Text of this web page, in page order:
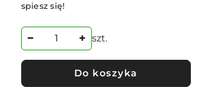
spiesz się!
szt.
Do koszyka